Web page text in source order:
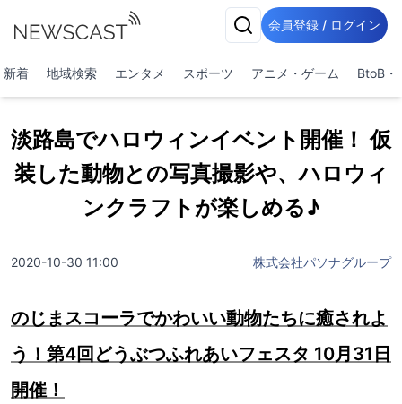
会員登録 / ログイン
新着 地域検索 エンタメ スポーツ アニメ・ゲーム BtoB・
淡路島でハロウィンイベント開催！ 仮
装した動物との写真撮影や、ハロウィ
ンクラフトが楽しめる♪
2020-10-30 11:00 株式会社パソナグループ
のじまスコーラでかわいい動物たちに癒されよ
う！第4回どうぶつふれあいフェスタ 10月31日
開催！